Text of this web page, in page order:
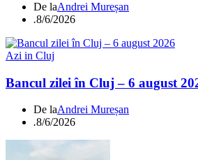
De laAndrei Mureșan
.8/6/2026
Azi in Cluj
Bancul zilei în Cluj – 6 august
De laAndrei Mureșan
.8/6/2026